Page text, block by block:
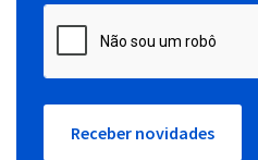
Receber novidades